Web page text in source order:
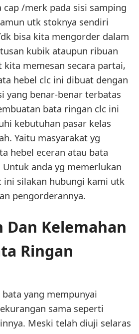
cap /merk pada sisi samping
utk stoknya sendiri
bisa kita mengorder dalam
kubik ataupun ribuan
kita memesan secara partai,
hebel clc ini dibuat dengan
yang benar-benar terbatas
bata ringan clc ini
kebutuhan pasar kelas
Yaitu masyarakat yg
hebel eceran atau bata
anda yg memerlukan
ini silakan hubungi kami utk
pengorderannya.
Dan Kelemahan
Ringan
yang mempunyai
sama seperti
Meski telah diuji selaras